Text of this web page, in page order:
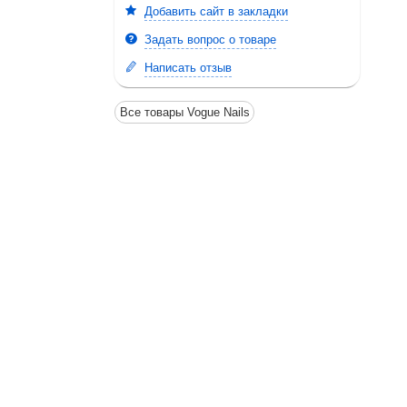
Добавить сайт в закладки
Задать вопрос о товаре
Написать отзыв
Все товары Vogue Nails